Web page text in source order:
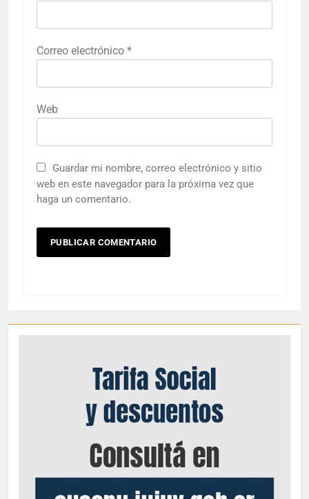
Correo electrónico *
Web
Guardar mi nombre, correo electrónico y sitio
web en este navegador para la próxima vez que
haga un comentario.